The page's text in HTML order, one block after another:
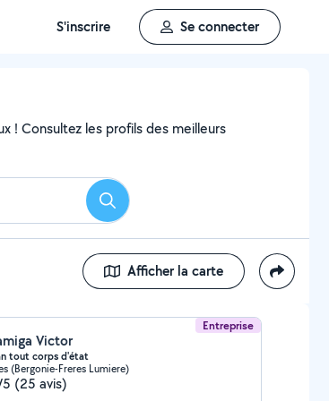
S'inscrire Se connecter
! Consultez les profils des meilleurs
Rechercher
Afficher la carte
Entreprise
Victor
tout corps d'état
(Bergonie-Freres Lumiere)
(25 avis)